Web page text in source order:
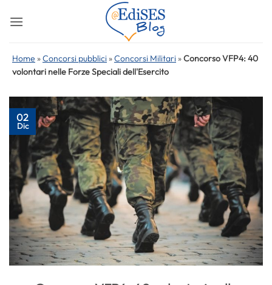
Home »Concorsi pubblici »Concorsi Militari »Concorso VFP4: 40
volontari nelle Forze Speciali dell'Esercito
02
Dic